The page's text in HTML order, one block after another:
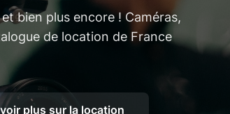
bien plus encore ! Caméras,
de location de France
plus sur la location